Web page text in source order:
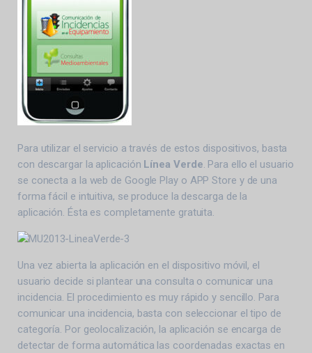
Para utilizar el servicio a través de estos dispositivos, basta
con descargar la aplicación Línea Verde. Para ello el usuario
se conecta a la web de Google Play o APP Store y de una
forma fácil e intuitiva, se produce la descarga de la
aplicación. Ésta es completamente gratuita.
Una vez abierta la aplicación en el dispositivo móvil, el
usuario decide si plantear una consulta o comunicar una
incidencia. El procedimiento es muy rápido y sencillo. Para
comunicar una incidencia, basta con seleccionar el tipo de
categoría. Por geolocalización, la aplicación se encarga de
detectar de forma automática las coordenadas exactas en